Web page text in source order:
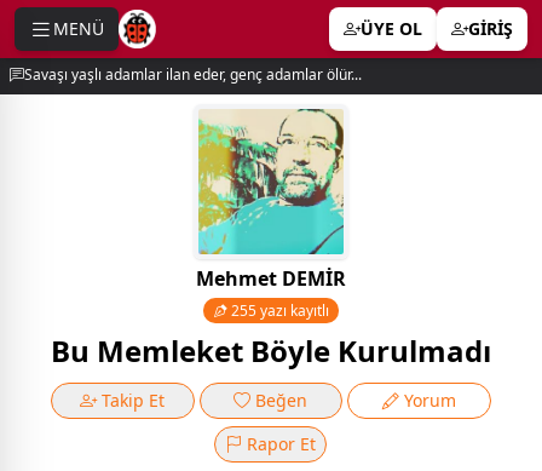
MENÜ ÜYE OL GİRİŞ
Savaşı yaşlı adamlar ilan eder, genç adamlar ölür...
Mehmet DEMİR
255 yazı kayıtlı
Bu Memleket Böyle Kurulmadı
Takip Et Beğen
Yorum
Rapor Et
menu